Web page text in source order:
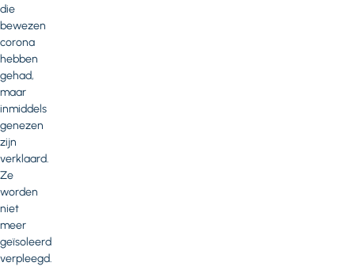
die
bewezen
corona
hebben
gehad,
maar
inmiddels
genezen
zijn
verklaard.
Ze
worden
niet
meer
geïsoleerd
verpleegd.